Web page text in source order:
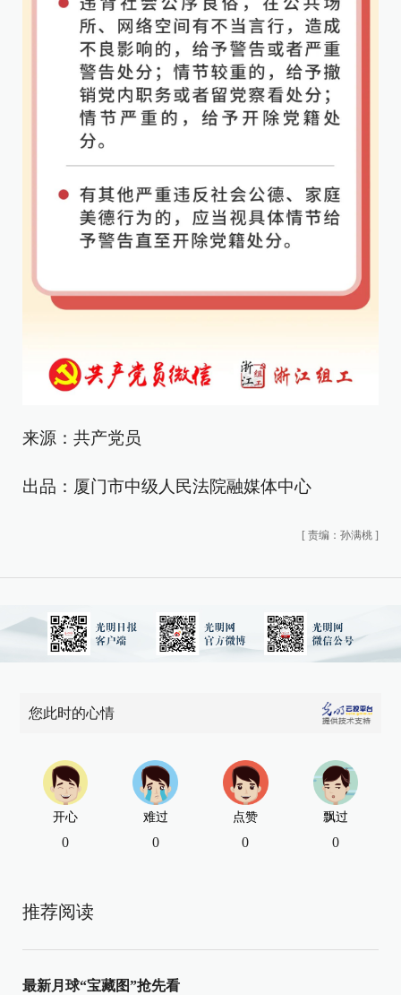
来源：共产党员
出品：厦门市中级人民法院融媒体中心
[ 责编：孙满桃 ]
您此时的心情
开心
0
难过
0
点赞
0
飘过
0
推荐阅读
最新月球“宝藏图”抢先看